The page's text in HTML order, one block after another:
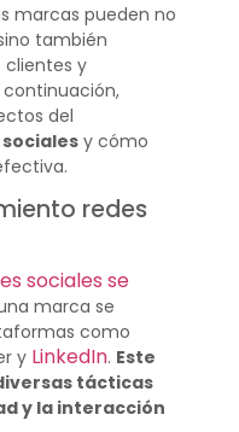
marcas pueden no
también
clientes y
del
y cómo
redes
sociales se
marca se
como
y LinkedIn. Este
tácticas
y la interacción